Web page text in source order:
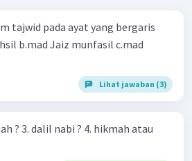
tajwid pada ayat yang bergaris
Lihat jawaban (3)
? 3. dalil nabi ? 4. hikmah atau